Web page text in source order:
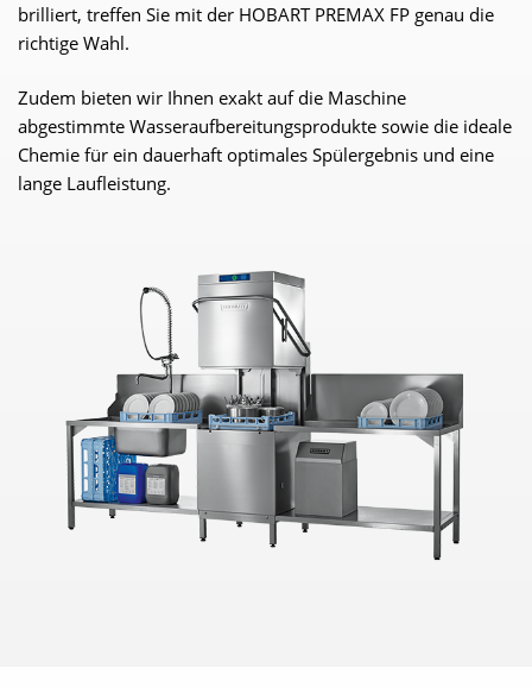
brilliert, treffen Sie mit der HOBART PREMAX FP genau die
richtige Wahl.
Zudem bieten wir Ihnen exakt auf die Maschine
abgestimmte Wasseraufbereitungsprodukte sowie die ideale
Chemie für ein dauerhaft optimales Spülergebnis und eine
lange Laufleistung.